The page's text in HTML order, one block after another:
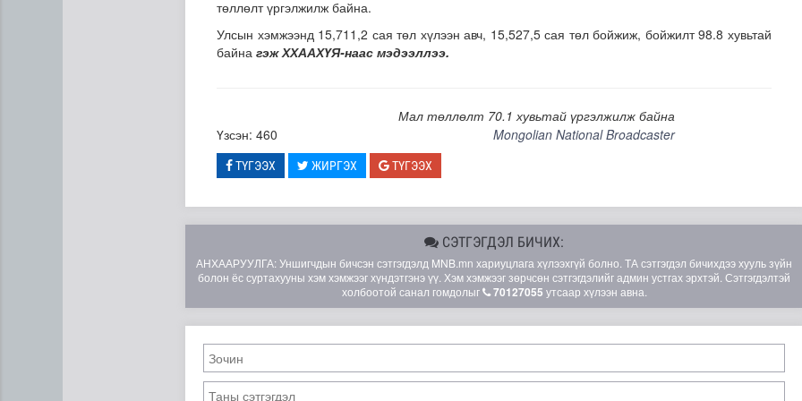
Дипломат төлөөлөгчийн газруудын төлөөлөгчид COP17-ын байгууламжтай танилцлаа
төллөлт үргэлжилж байна.
Улсын хэмжээнд 15,711,2 сая төл хүлээн авч, 15,527,5 сая төл бойжиж, бойжилт 98.8 хувьтай
байна гэж ХХААХҮЯ-наас мэдээллээ.
Мал төллөлт 70.1 хувьтай үргэлжилж байна
Үзсэн: 460
Mongolian National Broadcaster
ТҮГЭЭХ ЖИРГЭХ ТҮГЭЭХ
СЭТГЭГДЭЛ БИЧИХ:
АНХААРУУЛГА: Уншигчдын бичсэн сэтгэгдэлд MNB.mn хариуцлага хүлээхгүй болно. ТА сэтгэгдэл бичихдээ хууль зүйн
болон ёс суртахууны хэм хэмжээг хүндэтгэнэ үү. Хэм хэмжээг зөрчсөн сэтгэгдэлийг админ устгах эрхтэй. Сэтгэгдэлтэй
холбоотой санал гомдолыг
70127055 утсаар хүлээн авна.